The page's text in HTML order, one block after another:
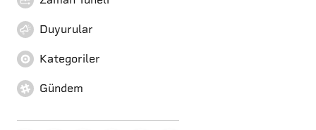
Duyurular
Kategoriler
Gündem